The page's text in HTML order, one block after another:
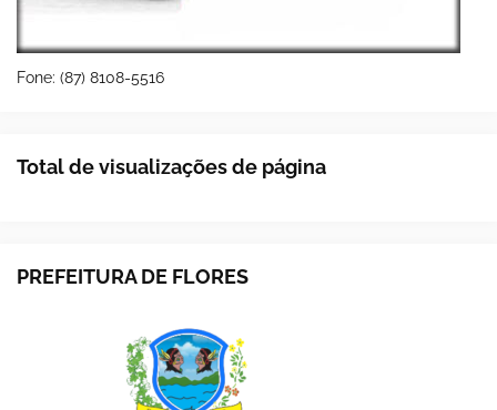
Fone: (87) 8108-5516
Total de visualizações de página
PREFEITURA DE FLORES